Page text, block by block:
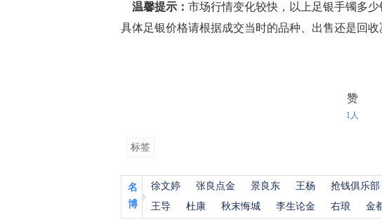
温馨提示： 市场行情变化较快，以上足银手镯多
具体足银价格请根据成交当时的品种、出售还是回收
赞
1人
标签
名
博
徐文婷 张良点金 景良东 王杨 抢钱俱乐部
王导
杜康 秋末悔城 李生论金 右琅 金